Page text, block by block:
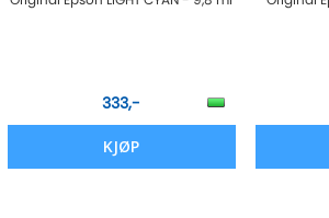
333,-
KJØP